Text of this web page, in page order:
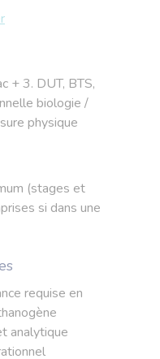
+ 3. DUT, BTS,
biologie /
physique
(stages et
si dans une
requise en
analytique